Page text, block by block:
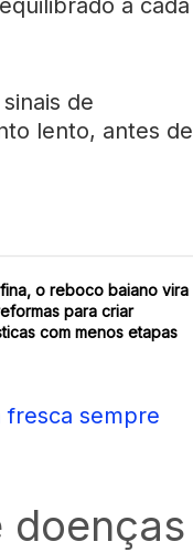
de
lento, antes de
o reboco baiano vira
para criar
com menos etapas
fresca sempre
doenças